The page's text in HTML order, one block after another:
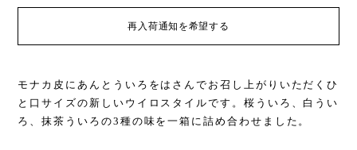
再入荷通知を希望する
モナカ皮にあんとういろをはさんでお召し上がりいただくひ
と口サイズの新しいウイロスタイルです。桜ういろ、白うい
ろ、抹茶ういろの3種の味を一箱に詰め合わせました。